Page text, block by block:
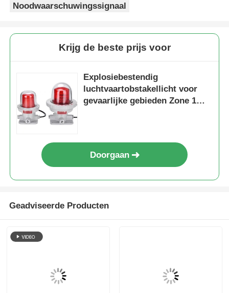
Noodwaarschuwingssignaal
Krijg de beste prijs voor
Explosiebestendig
luchtvaartobstakellicht voor
gevaarlijke gebieden Zone 1
Doorgaan
Geadviseerde Producten